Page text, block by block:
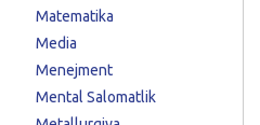
Matematika
Media
Menejment
Mental Salomatlik